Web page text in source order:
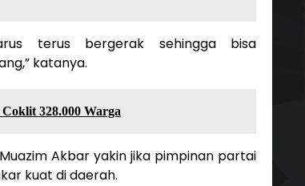
terus bergerak sehingga bisa
katanya.
328.000 Warga
Akbar yakin jika pimpinan partai
kuat di daerah.